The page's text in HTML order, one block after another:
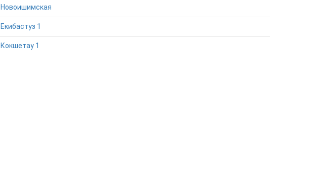
Новоишимская
Екибастуз 1
Кокшетау 1